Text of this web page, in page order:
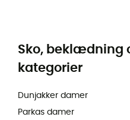
Sko, beklædning
kategorier
Dunjakker damer
Parkas damer